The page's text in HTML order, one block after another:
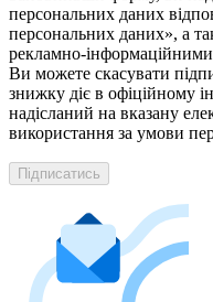
персональних даних
персональних даних», а
рекламно-
Ви можете скасувати
знижку діє в офіційному
надісланий на вказану
використання за умови
Підписатись